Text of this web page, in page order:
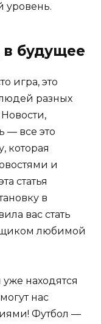
уровень.
в будущее
игра, это
разных
— все это
которая
и
статья
в
вас стать
любимой
находятся
нас
Футбол —